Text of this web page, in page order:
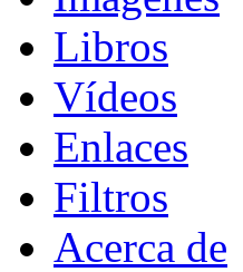
Libros
Vídeos
Enlaces
Filtros
Acerca de